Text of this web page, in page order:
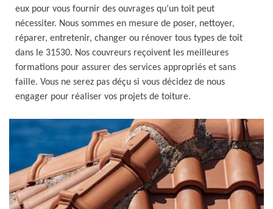
eux pour vous fournir des ouvrages qu’un toit peut
nécessiter. Nous sommes en mesure de poser, nettoyer,
réparer, entretenir, changer ou rénover tous types de toit
dans le 31530. Nos couvreurs reçoivent les meilleures
formations pour assurer des services appropriés et sans
faille. Vous ne serez pas déçu si vous décidez de nous
engager pour réaliser vos projets de toiture.